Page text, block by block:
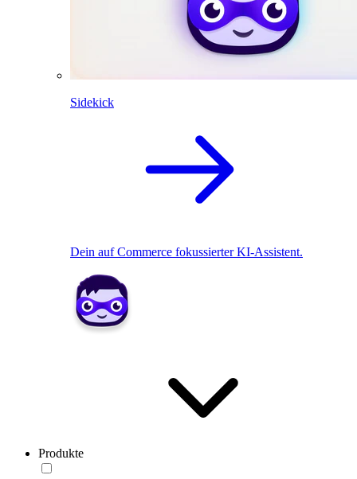
Sidekick
Dein auf Commerce fokussierter KI-Assistent.
Produkte